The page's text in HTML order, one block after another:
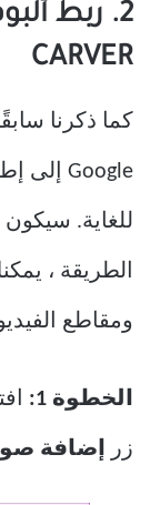
CARVER
كما ذكرنا
للغاية. سيكون
الطريقة ،
ومقاطع
الخطوة 1:
زر إضافة